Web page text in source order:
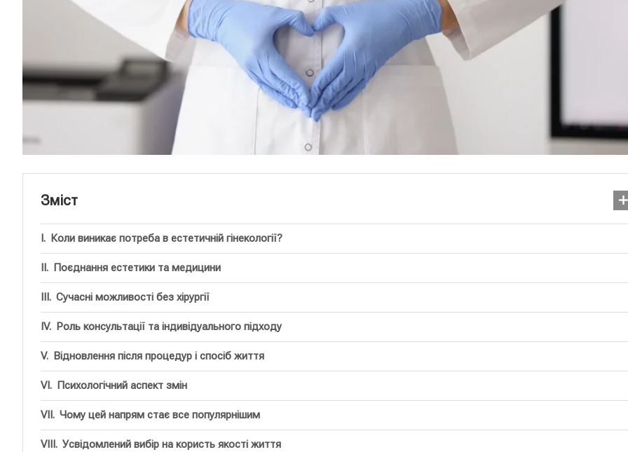
Зміст
Коли виникає потреба в естетичній гінекології?
Поєднання естетики та медицини
Сучасні можливості без хірургії
Роль консультації та індивідуального підходу
Відновлення після процедур і спосіб життя
Психологічний аспект змін
Чому цей напрям стає все популярнішим
Усвідомлений вибір на користь якості життя